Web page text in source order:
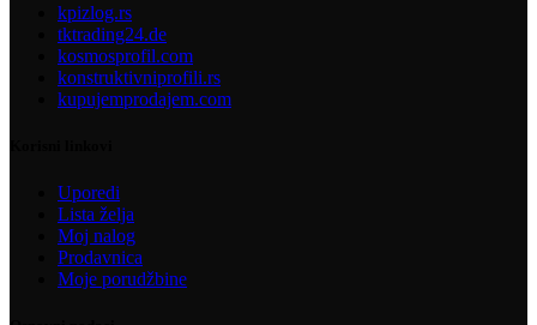
kpizlog.rs
tktrading24.de
kosmosprofil.com
konstruktivniprofili.rs
kupujemprodajem.com
Uporedi
Lista želja
Moj nalog
Prodavnica
Moje porudžbine